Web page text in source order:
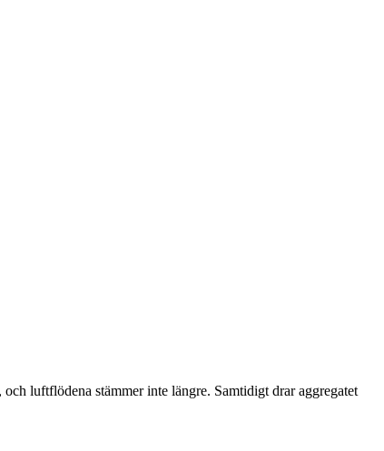
luftflödena stämmer inte längre. Samtidigt drar aggregatet